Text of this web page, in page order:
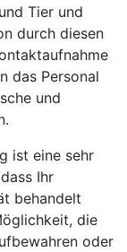
Tier und
durch diesen
das Personal
und
ist eine sehr
Ihr
behandelt
die
oder